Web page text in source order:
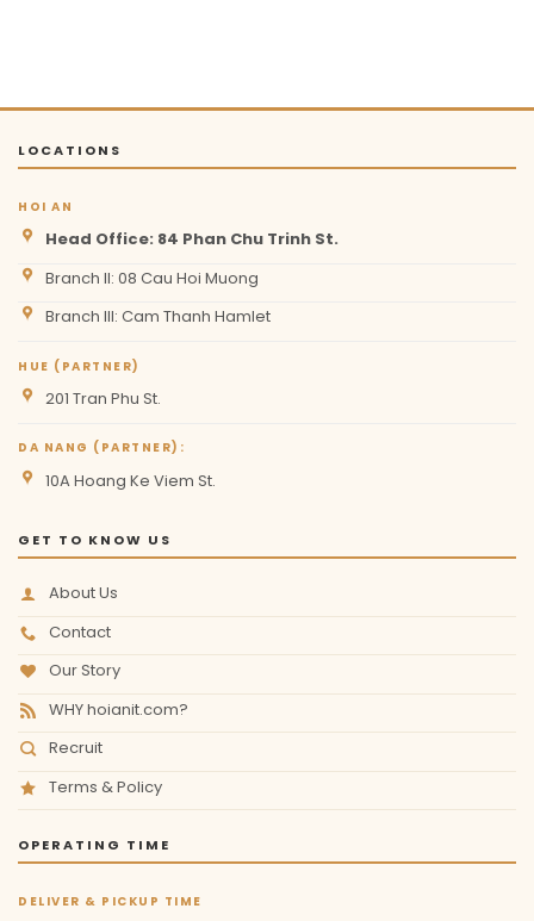
LOCATIONS
HOI AN
Head Office: 84 Phan Chu Trinh St.
Branch II: 08 Cau Hoi Muong
Branch III: Cam Thanh Hamlet
HUE (PARTNER)
201 Tran Phu St.
DA NANG (PARTNER):
10A Hoang Ke Viem St.
GET TO KNOW US
About Us
Contact
Our Story
WHY hoianit.com?
Recruit
Terms & Policy
OPERATING TIME
DELIVER & PICKUP TIME